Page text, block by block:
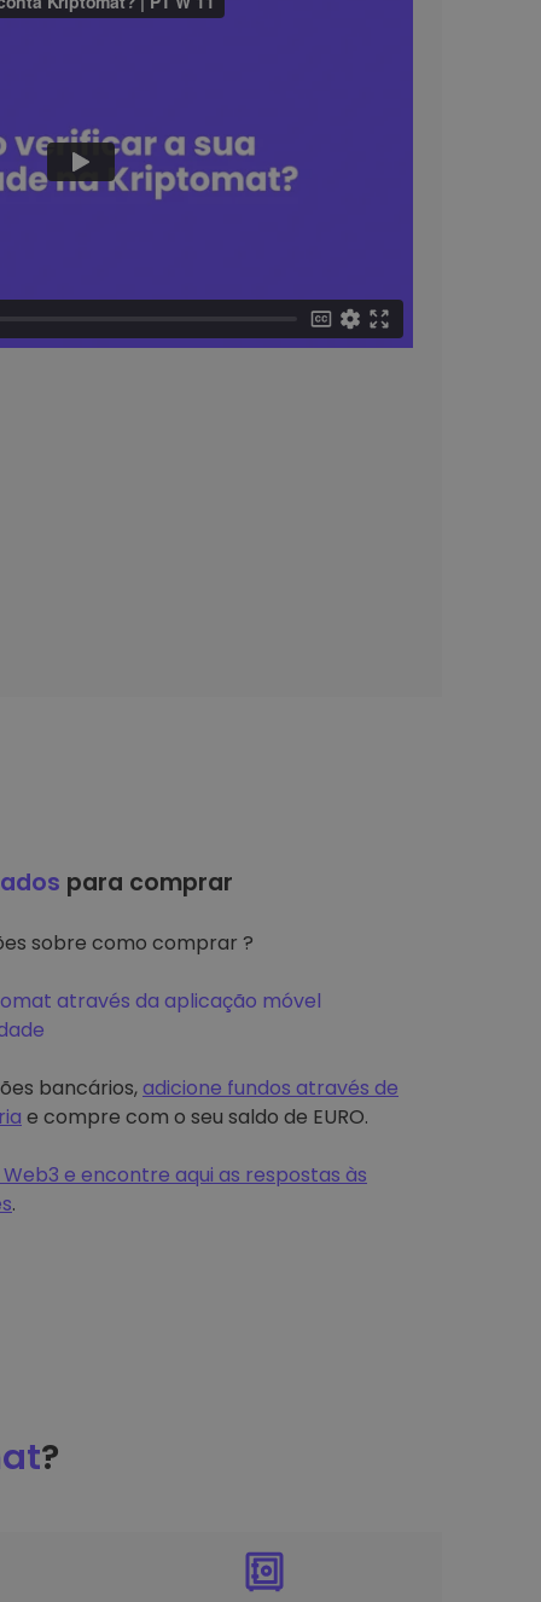
para comprar
sobre como comprar ?
através da aplicação móvel
bancários,adicione fundos através de
e compre com o seu saldo de EURO.
e encontre aqui as respostas às
.
?